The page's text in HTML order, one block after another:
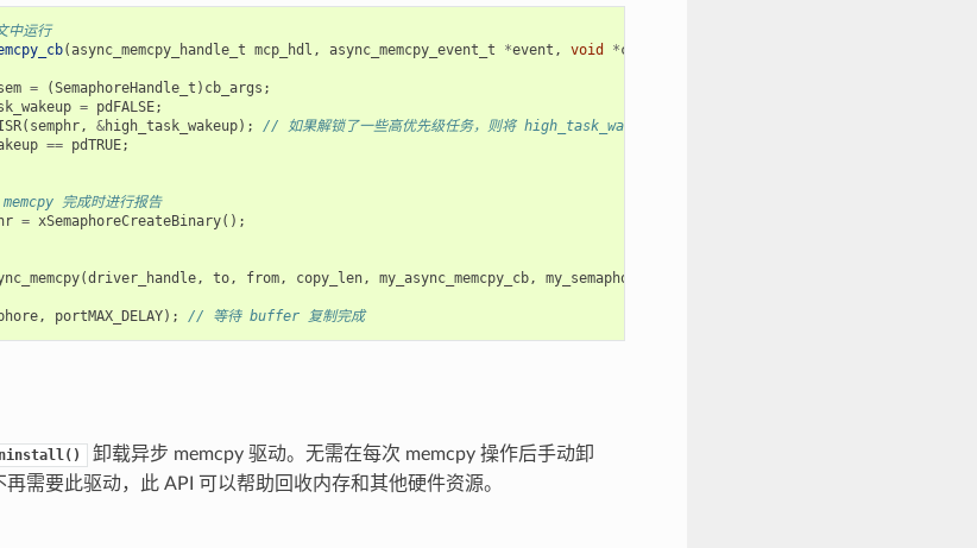
中运行
(async_memcpy_handle_t mcp_hdl , async_memcpy_event_t *event , void *cb_args
= (SemaphoreHandle_t ) cb_args ;
= pdFALSE;
( semphr, &high_task_wakeup);
// 如果解锁了一些高优先级任务，则将 high_task_wakeup 设置为 pdTRUE
== pdTRUE;
完成时进行报告
= xSemaphoreCreateBinary();
(driver_handle, to, from, copy_len, my_async_memcpy_cb, my_semaphore
, portMAX_DELAY); // 等待 buffer 复制完成
卸载异步 memcpy 驱动。无需在每次 memcpy 操作后手动卸
需要此驱动，此 API 可以帮助回收内存和其他硬件资源。